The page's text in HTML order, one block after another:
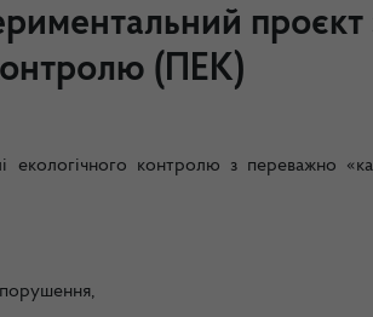
(ПЕК)
екологічного контролю з переважно